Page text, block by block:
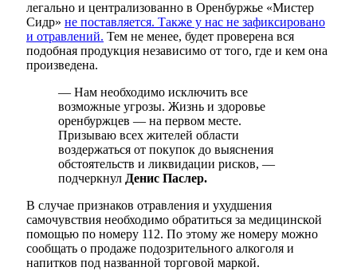
легально и централизованно в Оренбуржье «Мистер
Сидр» не поставляется. Также у нас не зафиксировано
и отравлений. Тем не менее, будет проверена вся
подобная продукция независимо от того, где и кем она
произведена.
— Нам необходимо исключить все
возможные угрозы. Жизнь и здоровье
оренбуржцев — на первом месте.
Призываю всех жителей области
воздержаться от покупок до выяснения
обстоятельств и ликвидации рисков, —
подчеркнул Денис Паслер.
В случае признаков отравления и ухудшения
самочувствия необходимо обратиться за медицинской
помощью по номеру 112. По этому же номеру можно
сообщать о продаже подозрительного алкоголя и
напитков под названной торговой маркой.